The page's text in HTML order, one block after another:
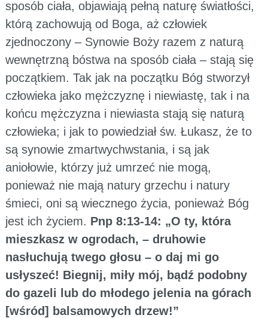
sposób ciała, objawiają pełną naturę światłości,
którą zachowują od Boga, aż człowiek
zjednoczony – Synowie Boży razem z naturą
wewnętrzną bóstwa na sposób ciała – stają się
początkiem. Tak jak na początku Bóg stworzył
człowieka jako mężczyznę i niewiastę, tak i na
końcu mężczyzna i niewiasta stają się naturą
człowieka; i jak to powiedział św. Łukasz, że to
są synowie zmartwychwstania, i są jak
aniołowie, którzy już umrzeć nie mogą,
ponieważ nie mają natury grzechu i natury
śmieci, oni są wiecznego życia, ponieważ Bóg
jest ich życiem. Pnp 8:13-14: „O ty, która
mieszkasz w ogrodach, – druhowie
nasłuchują twego głosu – o daj mi go
usłyszeć! Biegnij, miły mój, bądź podobny
do gazeli lub do młodego jelenia na górach
[wśród] balsamowych drzew!”